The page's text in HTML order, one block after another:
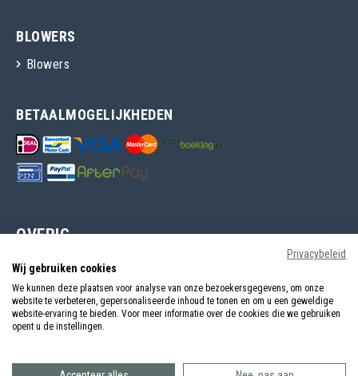
BLOWERS
Blowers
BETAALMOGELIJKHEDEN
OVERIG
Over Hogty
Ruilen & Retouneren
Levertijden & Verzendingen
Garantie & Klachten
Privacybeleid
Wij gebruiken cookies
We kunnen deze plaatsen voor analyse van onze bezoekersgegevens, om onze
website te verbeteren, gepersonaliseerde inhoud te tonen en om u een geweldige
website-ervaring te bieden. Voor meer informatie over de cookies die we gebruiken
opent u de instellingen.